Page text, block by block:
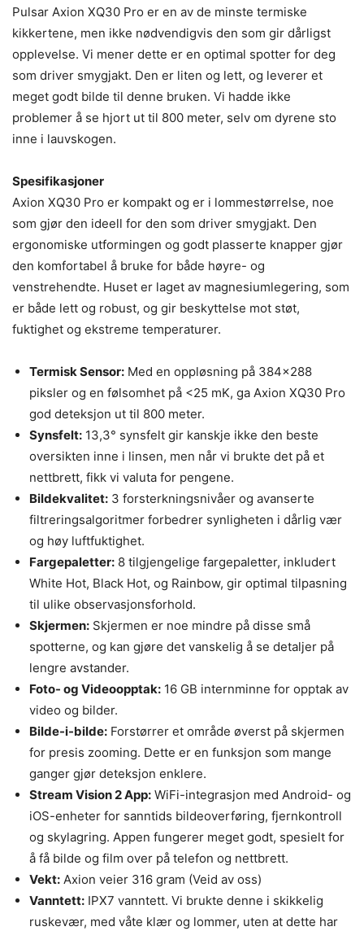
Pulsar Axion XQ30 Pro er en av de minste termiske
kikkertene, men ikke nødvendigvis den som gir dårligst
opplevelse. Vi mener dette er en optimal spotter for deg
som driver smygjakt. Den er liten og lett, og leverer et
meget godt bilde til denne bruken. Vi hadde ikke
problemer å se hjort ut til 800 meter, selv om dyrene sto
inne i lauvskogen.
Spesifikasjoner
Axion XQ30 Pro er kompakt og er i lommestørrelse, noe
som gjør den ideell for den som driver smygjakt. Den
ergonomiske utformingen og godt plasserte knapper gjør
den komfortabel å bruke for både høyre- og
venstrehendte. Huset er laget av magnesiumlegering, som
er både lett og robust, og gir beskyttelse mot støt,
fuktighet og ekstreme temperaturer.
Termisk Sensor: Med en oppløsning på 384×288
piksler og en følsomhet på <25 mK, ga Axion XQ30 Pro
god deteksjon ut til 800 meter.
Synsfelt: 13,3° synsfelt gir kanskje ikke den beste
oversikten inne i linsen, men når vi brukte det på et
nettbrett, fikk vi valuta for pengene.
Bildekvalitet: 3 forsterkningsnivåer og avanserte
filtreringsalgoritmer forbedrer synligheten i dårlig vær
og høy luftfuktighet.
Fargepaletter: 8 tilgjengelige fargepaletter, inkludert
White Hot, Black Hot, og Rainbow, gir optimal tilpasning
til ulike observasjonsforhold.
Skjermen: Skjermen er noe mindre på disse små
spotterne, og kan gjøre det vanskelig å se detaljer på
lengre avstander.
Foto- og Videoopptak: 16 GB internminne for opptak av
video og bilder.
Bilde-i-bilde: Forstørrer et område øverst på skjermen
for presis zooming. Dette er en funksjon som mange
ganger gjør deteksjon enklere.
Stream Vision 2 App: WiFi-integrasjon med Android- og
iOS-enheter for sanntids bildeoverføring, fjernkontroll
og skylagring. Appen fungerer meget godt, spesielt for
å få bilde og film over på telefon og nettbrett.
Vekt: Axion veier 316 gram (Veid av oss)
Vanntett: IPX7 vanntett. Vi brukte denne i skikkelig
ruskevær, med våte klær og lommer, uten at dette har